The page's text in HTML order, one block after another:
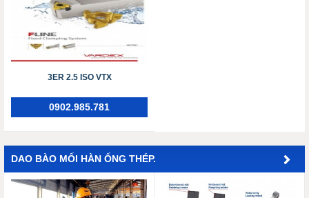
3ER 2.5 ISO VTX
0902.985.781
DAO BÀO MỐI HÀN ỐNG THÉP.